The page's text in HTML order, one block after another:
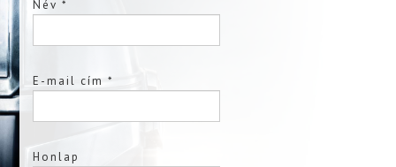
Név*
E-mail cím*
Honlap